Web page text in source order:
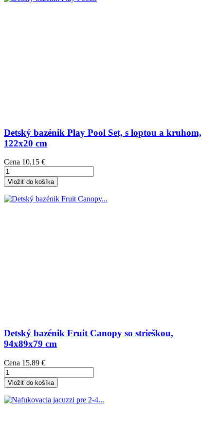
Detský bazénik Play Pool Set, s loptou a kruhom,
122x20 cm
Cena 10,15 €
Vložiť do košíka
Detský bazénik Fruit Canopy so strieškou,
94x89x79 cm
Cena 15,89 €
Vložiť do košíka